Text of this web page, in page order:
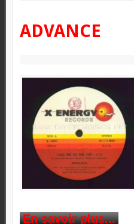
ADVANCE
En savoir plus...